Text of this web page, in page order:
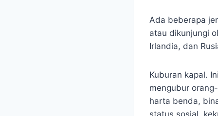
Ada beberapa
atau dikunjungi
Irlandia, dan
Kuburan kapal.
mengubur
harta benda,